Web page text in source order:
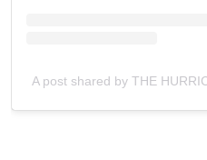
A post shared by THE